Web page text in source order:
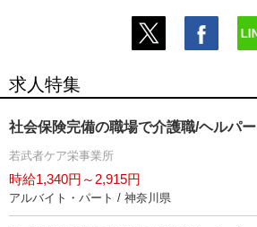
求人特集
社会保険完備の職場で介護職/ヘルパー
若武者ケア栄事業所
時給1,340円～2,915円
アルバイト・パート / 神奈川県